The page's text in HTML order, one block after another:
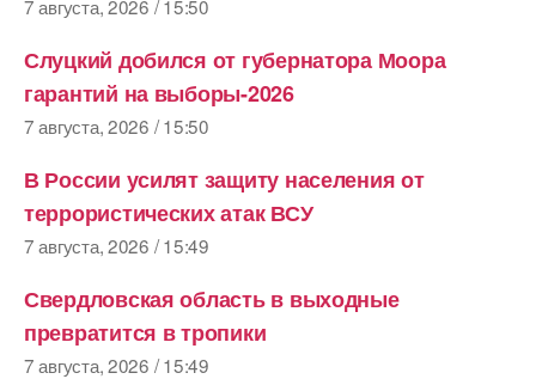
7 августа, 2026 / 15:50
Слуцкий добился от губернатора Моора
гарантий на выборы-2026
7 августа, 2026 / 15:50
В России усилят защиту населения от
террористических атак ВСУ
7 августа, 2026 / 15:49
Свердловская область в выходные
превратится в тропики
7 августа, 2026 / 15:49